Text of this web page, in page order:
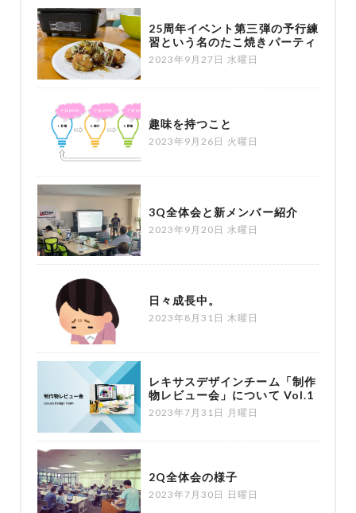
25周年イベント第三弾の予行練
習という名のたこ焼きパーティ
2023年9月27日 水曜日
趣味を持つこと
2023年9月26日 火曜日
3Q全体会と新メンバー紹介
2023年9月20日 水曜日
日々成長中。
2023年8月31日 木曜日
レキサスデザインチーム「制作
物レビュー会」について Vol.1
2023年7月31日 月曜日
2Q全体会の様子
2023年7月30日 日曜日